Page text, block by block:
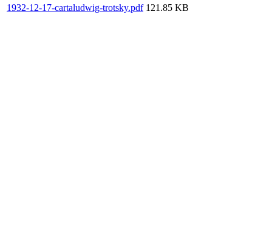
1932-12-17-cartaludwig-trotsky.pdf 121.85 KB